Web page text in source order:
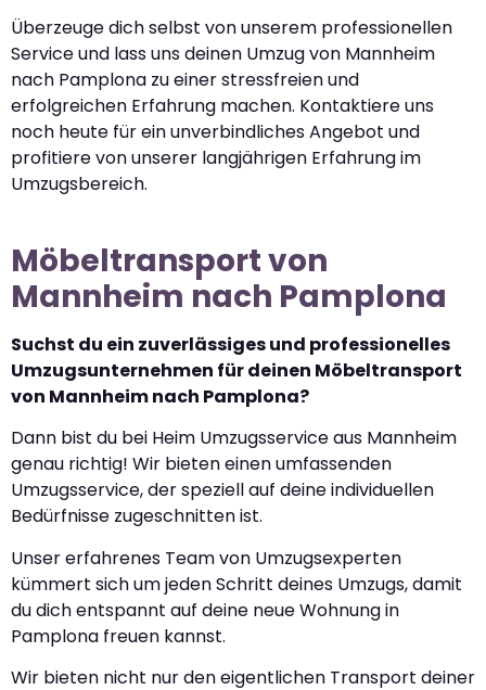
Überzeuge dich selbst von unserem professionellen
Service und lass uns deinen Umzug von Mannheim
nach Pamplona zu einer stressfreien und
erfolgreichen Erfahrung machen. Kontaktiere uns
noch heute für ein unverbindliches Angebot und
profitiere von unserer langjährigen Erfahrung im
Umzugsbereich.
Möbeltransport von
Mannheim nach Pamplona
Suchst du ein zuverlässiges und professionelles
Umzugsunternehmen für deinen Möbeltransport
von Mannheim nach Pamplona?
Dann bist du bei Heim Umzugsservice aus Mannheim
genau richtig! Wir bieten einen umfassenden
Umzugsservice, der speziell auf deine individuellen
Bedürfnisse zugeschnitten ist.
Unser erfahrenes Team von Umzugsexperten
kümmert sich um jeden Schritt deines Umzugs, damit
du dich entspannt auf deine neue Wohnung in
Pamplona freuen kannst.
Wir bieten nicht nur den eigentlichen Transport deiner